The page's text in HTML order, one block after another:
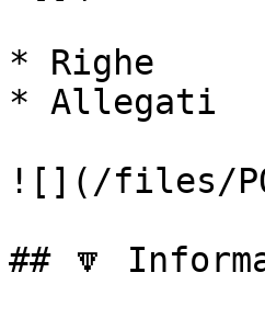
* Righe
* Allegati
![](/files/
## 🔽